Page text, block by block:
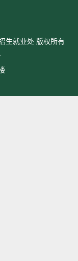
生就业处 版权所有